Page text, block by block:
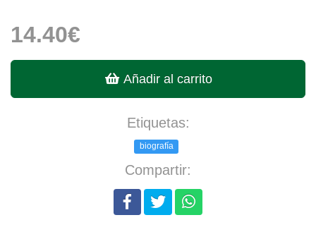
14.40€
Añadir al carrito
Etiquetas:
biografía
Compartir: